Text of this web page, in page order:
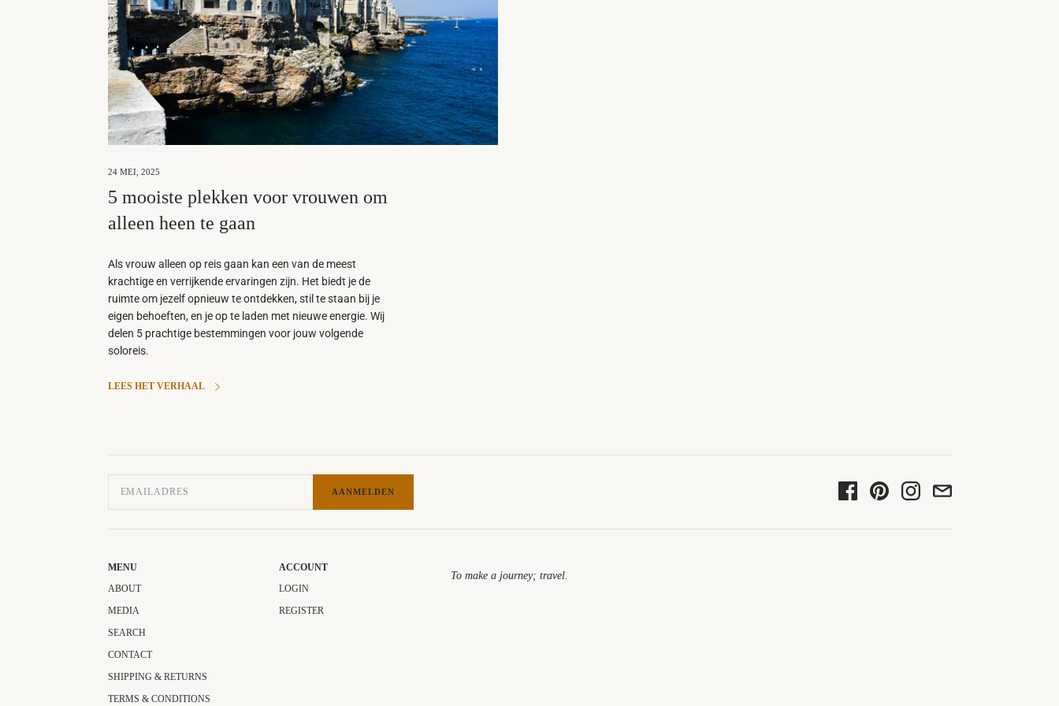
24 MEI, 2025
5 mooiste plekken voor vrouwen om
alleen heen te gaan
Als vrouw alleen op reis gaan kan een van de meest
krachtige en verrijkende ervaringen zijn. Het biedt je de
ruimte om jezelf opnieuw te ontdekken, stil te staan bij je
eigen behoeften, en je op te laden met nieuwe energie. Wij
delen 5 prachtige bestemmingen voor jouw volgende
soloreis.
LEES HET VERHAAL
AANMELDEN
MENU
ABOUT
MEDIA
SEARCH
CONTACT
SHIPPING & RETURNS
TERMS & CONDITIONS
ACCOUNT
LOGIN
REGISTER
To make a journey; travel.​